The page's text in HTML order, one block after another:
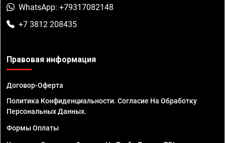
WhatsApp: +79317082148
+7 3812 208435
Правовая информация
Договор-Оферта
Политика Конфиденциальности. Согласие На Обработку
Персональных Данных.
Формы Оплаты